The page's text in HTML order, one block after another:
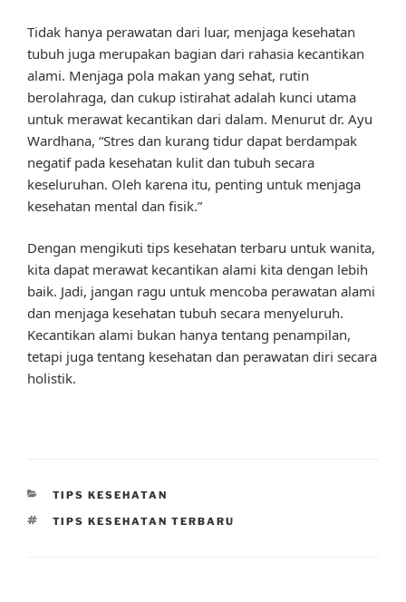
Tidak hanya perawatan dari luar, menjaga kesehatan
tubuh juga merupakan bagian dari rahasia kecantikan
alami. Menjaga pola makan yang sehat, rutin
berolahraga, dan cukup istirahat adalah kunci utama
untuk merawat kecantikan dari dalam. Menurut dr. Ayu
Wardhana, “Stres dan kurang tidur dapat berdampak
negatif pada kesehatan kulit dan tubuh secara
keseluruhan. Oleh karena itu, penting untuk menjaga
kesehatan mental dan fisik.”
Dengan mengikuti tips kesehatan terbaru untuk wanita,
kita dapat merawat kecantikan alami kita dengan lebih
baik. Jadi, jangan ragu untuk mencoba perawatan alami
dan menjaga kesehatan tubuh secara menyeluruh.
Kecantikan alami bukan hanya tentang penampilan,
tetapi juga tentang kesehatan dan perawatan diri secara
holistik.
CATEGORIES
TIPS KESEHATAN
TAGS
TIPS KESEHATAN TERBARU